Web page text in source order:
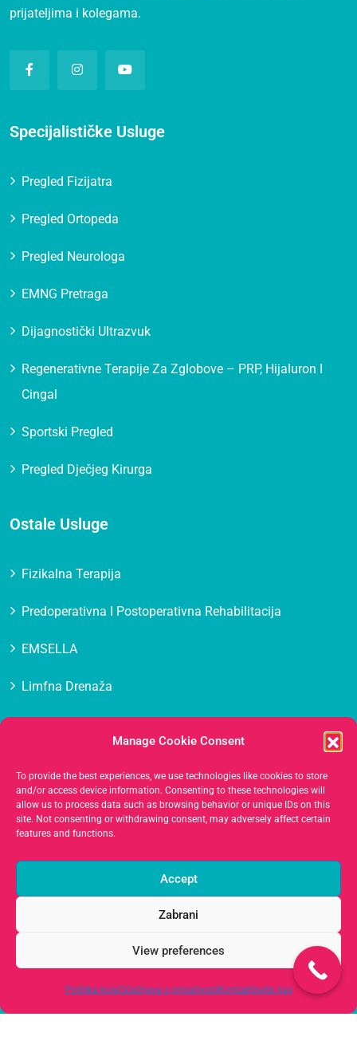
Manage Cookie Consent
To provide the best experiences, we use technologies like cookies to store
and/or access device information. Consenting to these technologies will
allow us to process data such as browsing behavior or unique IDs on this
site. Not consenting or withdrawing consent, may adversely affect certain
features and functions.
Accept
Zabrani
View preferences
Politika kolačića Izjava o privatnosti Kontaktirajte nas
prijateljima i kolegama.
Specijalističke Usluge
Pregled Fizijatra
Pregled Ortopeda
Pregled Neurologa
EMNG Pretraga
Dijagnostički Ultrazvuk
Regenerativne Terapije Za Zglobove – PRP, Hijaluron I
Cingal
Sportski Pregled
Pregled Dječjeg Kirurga
Ostale Usluge
Fizikalna Terapija
Predoperativna I Postoperativna Rehabilitacija
EMSELLA
Limfna Drenaža
Kontakt
385 (0)98 136 0255
- Ulica Blage Zadre 14
- Dužice 1